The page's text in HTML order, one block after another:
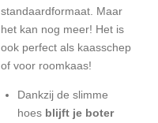
standaardformaat. Maar
het kan nog meer! Het is
ook perfect als kaasschep
of voor roomkaas!
Dankzij de slimme
hoes blijft je boter